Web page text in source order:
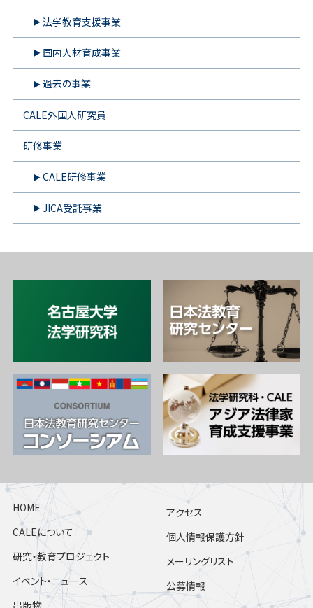
法学教育支援事業
国内人材育成事業
過去の事業
CALE外国人研究員
研修事業
CALE研修事業
JICA受託事業
HOME
CALEについて
研究・教育プロジェクト
イベント・ニュース
アクセス
個人情報保護方針
メーリングリスト
公募情報